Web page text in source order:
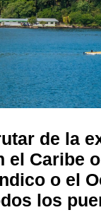
de la
el Caribe
o el
los